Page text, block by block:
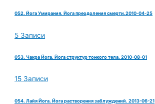
052. Йога Умирания. Йога преодоления смерти.2010-04-25
5 Записи
053. Чакра Йога. Йога структур тонкого тела. 2010-08-01
15 Записи
054. Лайя Йога. Йога растворения заблуждений. 2013-06-21